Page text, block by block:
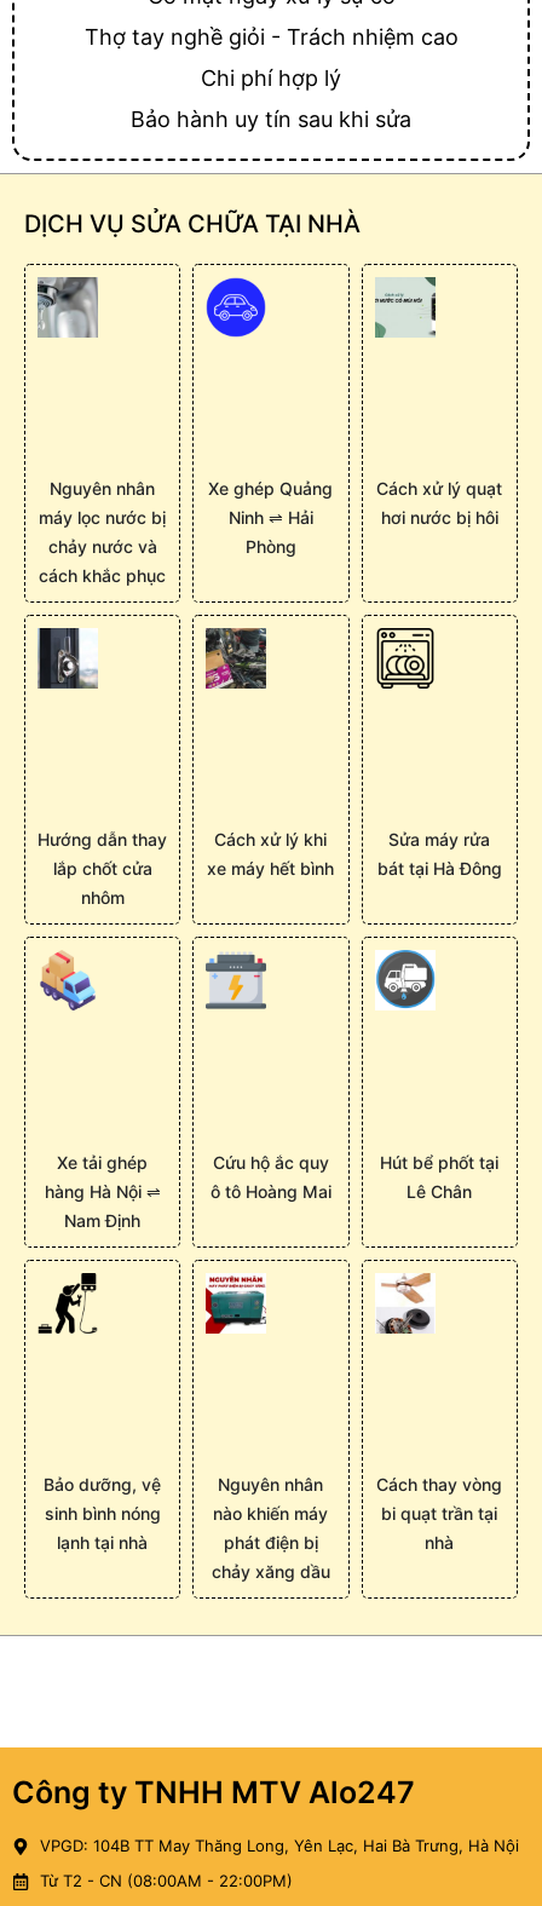
Thợ tay nghề giỏi - Trách nhiệm cao
Chi phí hợp lý
Bảo hành uy tín sau khi sửa
DỊCH VỤ SỬA CHỮA TẠI NHÀ
Nguyên nhân
máy lọc nước bị
chảy nước và
cách khắc phục
Xe ghép Quảng
Ninh ⇌ Hải
Phòng
Cách xử lý quạt
hơi nước bị hôi
Hướng dẫn thay
lắp chốt cửa
nhôm
Cách xử lý khi
xe máy hết bình
Sửa máy rửa
bát tại Hà Đông
Xe tải ghép
hàng Hà Nội ⇌
Nam Định
Cứu hộ ắc quy
ô tô Hoàng Mai
Hút bể phốt tại
Lê Chân
Bảo dưỡng, vệ
sinh bình nóng
lạnh tại nhà
Nguyên nhân
nào khiến máy
phát điện bị
chảy xăng dầu
Cách thay vòng
bi quạt trần tại
nhà
Công ty TNHH MTV Alo247
VPGD: 104B TT May Thăng Long, Yên Lạc, Hai Bà Trưng, Hà Nội
Từ T2 - CN (08:00AM - 22:00PM)